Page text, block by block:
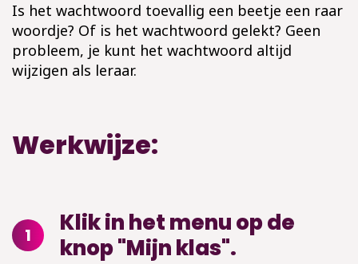
Is het wachtwoord toevallig een beetje een raar
woordje? Of is het wachtwoord gelekt? Geen
probleem, je kunt het wachtwoord altijd
wijzigen als leraar.
Werkwijze:
1
Klik in het menu op de
knop "Mijn klas".